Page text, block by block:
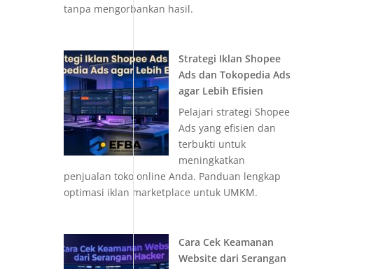
tanpa mengorbankan hasil.
Strategi Iklan Shopee
Ads dan Tokopedia Ads
agar Lebih Efisien
Pelajari strategi Shopee
Ads yang efisien dan
terbukti untuk
meningkatkan
penjualan toko online Anda. Panduan lengkap
optimasi iklan marketplace untuk UMKM.
Cara Cek Keamanan
Website dari Serangan